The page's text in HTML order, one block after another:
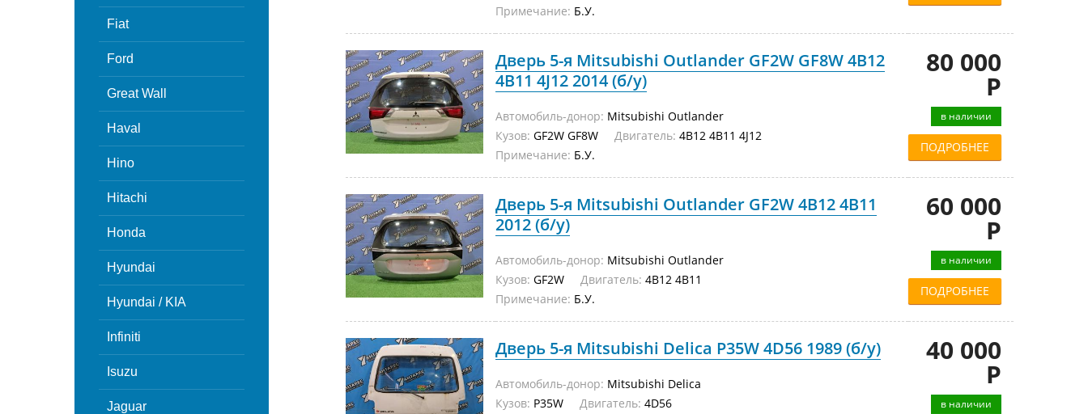
Fiat
Ford
Great Wall
Haval
Hino
Hitachi
Honda
Hyundai
Hyundai / KIA
Infiniti
Isuzu
Jaguar
Примечание: Б.У.
Дверь 5-я Mitsubishi Outlander GF2W GF8W 4B12
4B11 4J12 2014 (б/у)
Автомобиль-донор: Mitsubishi Outlander
Кузов: GF2W GF8W Двигатель: 4B12 4B11 4J12
Примечание: Б.У.
80 000
Р
в наличии
ПОДРОБНЕЕ
Дверь 5-я Mitsubishi Outlander GF2W 4B12 4B11
2012 (б/у)
Автомобиль-донор: Mitsubishi Outlander
Кузов: GF2W Двигатель: 4B12 4B11
Примечание: Б.У.
60 000
Р
в наличии
ПОДРОБНЕЕ
Дверь 5-я Mitsubishi Delica P35W 4D56 1989 (б/у)
Автомобиль-донор: Mitsubishi Delica
Кузов: P35W Двигатель: 4D56
40 000
Р
в наличии